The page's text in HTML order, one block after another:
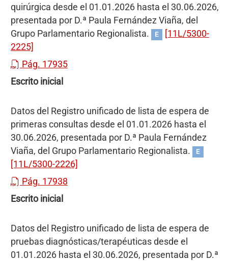
quirúrgica desde el 01.01.2026 hasta el 30.06.2026,
presentada por D.ª Paula Fernández Viaña, del
Grupo Parlamentario Regionalista.
E
[11L/5300-
2225]
Pág. 17935
Escrito inicial
Datos del Registro unificado de lista de espera de
primeras consultas desde el 01.01.2026 hasta el
30.06.2026, presentada por D.ª Paula Fernández
Viaña, del Grupo Parlamentario Regionalista.
E
[11L/5300-2226]
Pág. 17938
Escrito inicial
Datos del Registro unificado de lista de espera de
pruebas diagnósticas/terapéuticas desde el
01.01.2026 hasta el 30.06.2026, presentada por D.ª